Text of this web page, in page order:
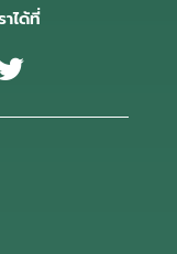
าได้ที่